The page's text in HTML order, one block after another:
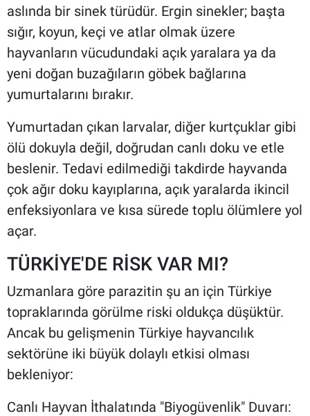
aslında bir sinek türüdür. Ergin sinekler; başta
sığır, koyun, keçi ve atlar olmak üzere
hayvanların vücudundaki açık yaralara ya da
yeni doğan buzağıların göbek bağlarına
yumurtalarını bırakır.
Yumurtadan çıkan larvalar, diğer kurtçuklar gibi
ölü dokuyla değil, doğrudan canlı doku ve etle
beslenir. Tedavi edilmediği takdirde hayvanda
çok ağır doku kayıplarına, açık yaralarda ikincil
enfeksiyonlara ve kısa sürede toplu ölümlere yol
açar.
TÜRKİYE'DE RİSK VAR MI?
Uzmanlara göre parazitin şu an için Türkiye
topraklarında görülme riski oldukça düşüktür.
Ancak bu gelişmenin Türkiye hayvancılık
sektörüne iki büyük dolaylı etkisi olması
bekleniyor:
Canlı Hayvan İthalatında "Biyogüvenlik" Duvarı: